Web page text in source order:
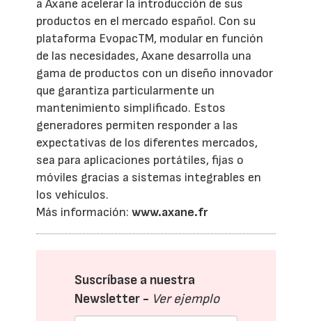
a Axane acelerar la introducción de sus
productos en el mercado español. Con su
plataforma EvopacTM, modular en función
de las necesidades, Axane desarrolla una
gama de productos con un diseño innovador
que garantiza particularmente un
mantenimiento simplificado. Estos
generadores permiten responder a las
expectativas de los diferentes mercados,
sea para aplicaciones portátiles, fijas o
móviles gracias a sistemas integrables en
los vehículos.
Más información:www.axane.fr
Suscríbase a nuestra
Newsletter - Ver ejemplo